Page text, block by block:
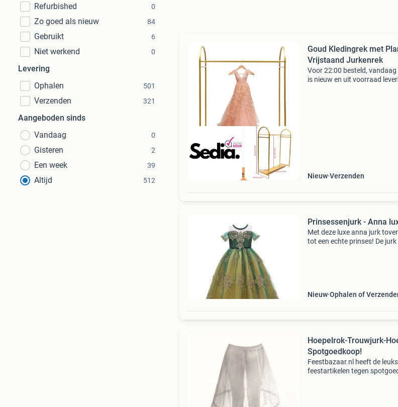
Refurbished 0
Zo goed als nieuw 84
Gebruikt 6
Niet werkend 0
Levering
Ophalen
501
Verzenden 321
Aangeboden sinds
Vandaag
0
Gisteren 2
Een week 39
Altijd 512
Beoordeeld met 9+
Goud Kledingrek met
Vrijstaand Jurkenrek
Voor 22:00 besteld,
is nieuw en uit voorraad
Nieuw Verzenden
Prinsessenjurk - Anna
Met deze luxe anna jurk
tot een echte prinses! De
Nieuw Ophalen of
Hoepelrok-Trouwjurk-
Spotgoedkoop!
Feestbazaar.nl heeft de
feestartikelen tegen